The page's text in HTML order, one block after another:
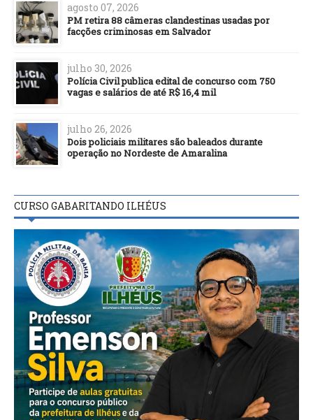
agosto 07, 2026
PM retira 88 câmeras clandestinas usadas por
facções criminosas em Salvador
julho 30, 2026
Polícia Civil publica edital de concurso com 750
vagas e salários de até R$ 16,4 mil
julho 26, 2026
Dois policiais militares são baleados durante
operação no Nordeste de Amaralina
CURSO GABARITANDO ILHÉUS